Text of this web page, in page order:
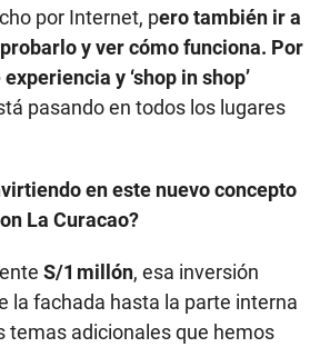
por Internet, pero también ir a
y ver cómo funciona. Por
y ‘shop in shop’
pasando en todos los lugares
en este nuevo concepto
La Curacao?
S/1 millón, esa inversión
la fachada hasta la parte interna
temas adicionales que hemos